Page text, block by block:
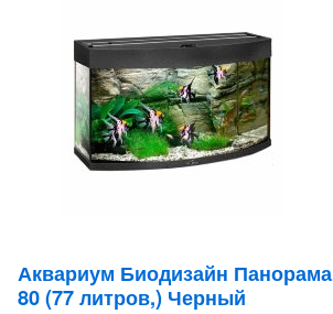
Аквариум Биодизайн Панорама
80 (77 литров,) Черный